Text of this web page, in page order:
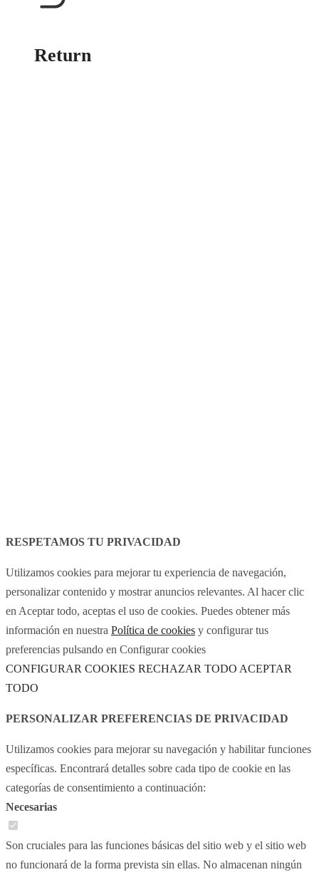
Return
RESPETAMOS TU PRIVACIDAD
Utilizamos cookies para mejorar tu experiencia de navegación,
personalizar contenido y mostrar anuncios relevantes. Al hacer clic
en Aceptar todo, aceptas el uso de cookies. Puedes obtener más
información en nuestra Política de cookies y configurar tus
preferencias pulsando en Configurar cookies
CONFIGURAR COOKIES RECHAZAR TODO ACEPTAR
TODO
PERSONALIZAR PREFERENCIAS DE PRIVACIDAD
Utilizamos cookies para mejorar su navegación y habilitar funciones
específicas. Encontrará detalles sobre cada tipo de cookie en las
categorías de consentimiento a continuación:
Necesarias
Son cruciales para las funciones básicas del sitio web y el sitio web
no funcionará de la forma prevista sin ellas. No almacenan ningún